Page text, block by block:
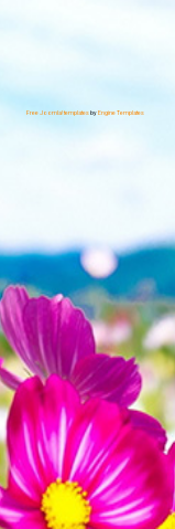
Free Joomla! templatesbyEngine Templates